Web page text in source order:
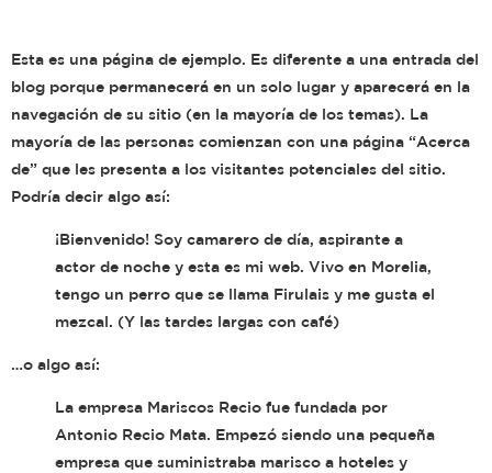
Esta es una página de ejemplo. Es diferente a una entrada del
blog porque permanecerá en un solo lugar y aparecerá en la
navegación de su sitio (en la mayoría de los temas). La
mayoría de las personas comienzan con una página “Acerca
de” que les presenta a los visitantes potenciales del sitio.
Podría decir algo así:
¡Bienvenido! Soy camarero de día, aspirante a
actor de noche y esta es mi web. Vivo en Morelia,
tengo un perro que se llama Firulais y me gusta el
mezcal. (Y las tardes largas con café)
…o algo así:
La empresa Mariscos Recio fue fundada por
Antonio Recio Mata. Empezó siendo una pequeña
empresa que suministraba marisco a hoteles y